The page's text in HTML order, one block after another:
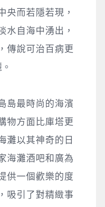
央而若隱若現，
水自海中湧出，
傳說可治百病更
島最時尚的海濱
物方面比庫塔更
灘以其神奇的日
海灘酒吧和廣為
供一個歡樂的度
吸引了對精緻事